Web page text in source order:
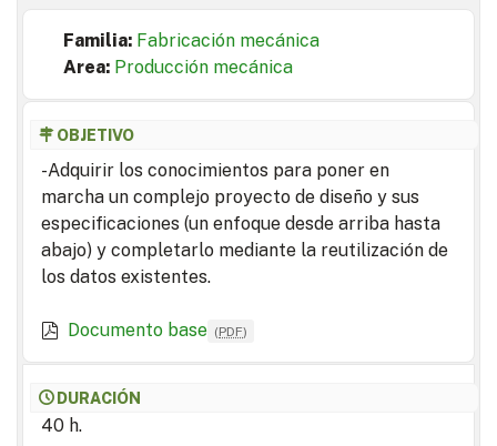
Familia: Fabricación mecánica
Area: Producción mecánica
OBJETIVO
-Adquirir los conocimientos para poner en
marcha un complejo proyecto de diseño y sus
especificaciones (un enfoque desde arriba hasta
abajo) y completarlo mediante la reutilización de
los datos existentes.
Documento base (PDF)
DURACIÓN
40 h.